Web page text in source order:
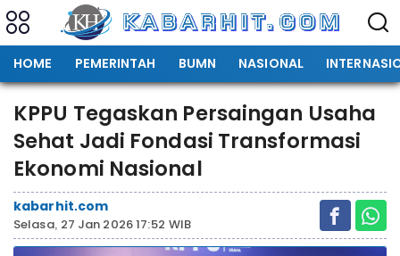
HOME PEMERINTAH BUMN NASIONAL
KPPU Tegaskan Persaingan Usaha
Sehat Jadi Fondasi Transformasi
Ekonomi Nasional
kabarhit.com
Selasa, 27 Jan 2026 17:52 WIB